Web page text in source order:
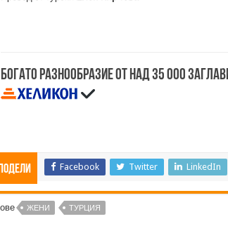
Богато разнообразие от над 35 000
Facebook Twitter LinkedIn
ЖЕНИ ТУРЦИЯ